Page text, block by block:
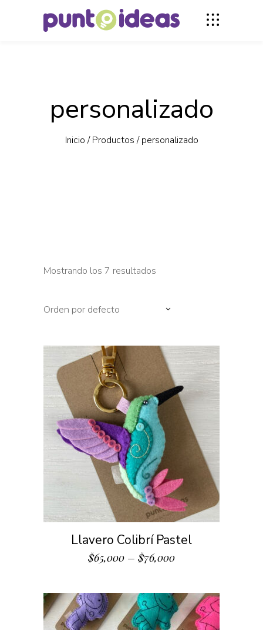
personalizado
Inicio/Productos/personalizado
Mostrando los 7 resultados
Orden por defecto
Llavero Colibrí Pastel
$65,000 – $76,000